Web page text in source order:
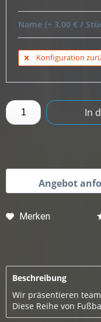
Name (+ 3,00 € /
Konfiguration
In
Angebot
Merken
Beschreibung
Wir präsentieren
Diese Reihe von